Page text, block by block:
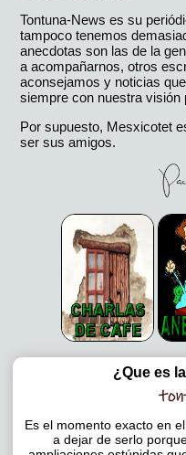
Tontuna-News es su
tampoco tenemos
anecdotas son las de la
a acompañarnos, otros
aconsejamos y noticias
siempre con nuestra visión
Por supuesto, Mesxicotet
ser sus amigos.
¿Que es
Es el momento exacto en
a dejar de serlo